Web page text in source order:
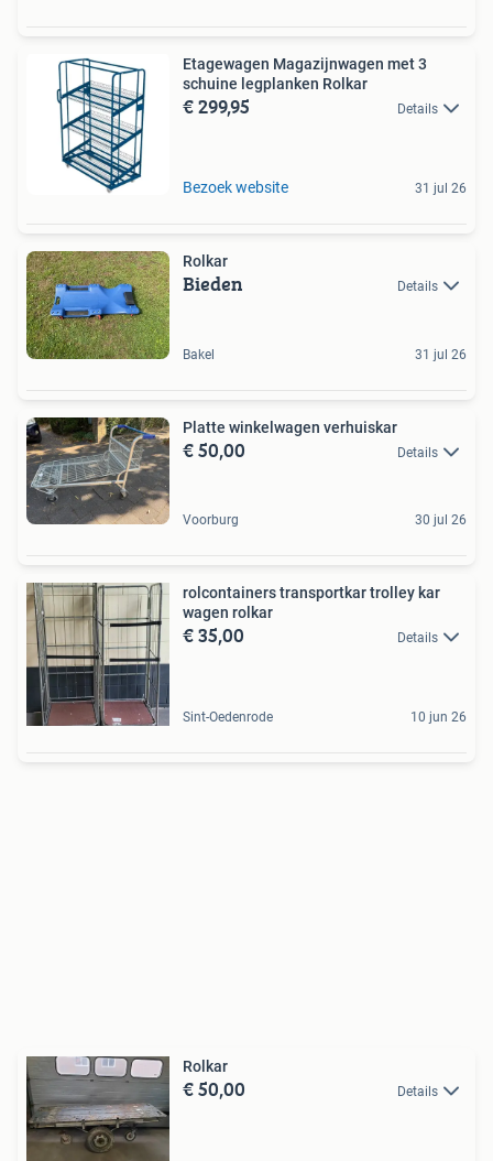
Etagewagen Magazijnwagen met 3
schuine legplanken Rolkar
€ 299,95 Details
Bezoek website 31 jul 26
Rolkar
Bieden Details
Bakel 31 jul 26
Platte winkelwagen verhuiskar
€ 50,00 Details
Voorburg 30 jul 26
rolcontainers transportkar trolley kar
wagen rolkar
€ 35,00 Details
Sint-Oedenrode 10 jun 26
Rolkar
€ 50,00 Details